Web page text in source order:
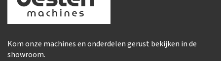
Kom onze machines en onderdelen gerust bekijken in de
showroom.